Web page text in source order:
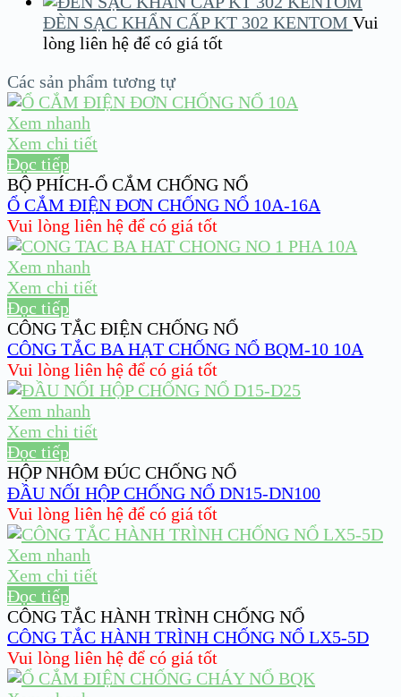
ĐÈN SẠC KHẨN CẤP KT 302 KENTOM Vui
lòng liên hệ để có giá tốt
Các sản phẩm tương tự
Xem nhanh
Xem chi tiết
Đọc tiếp
BỘ PHÍCH-Ổ CẮM CHỐNG NỔ
Ổ CẮM ĐIỆN ĐƠN CHỐNG NỔ 10A-16A
Vui lòng liên hệ để có giá tốt
Xem nhanh
Xem chi tiết
Đọc tiếp
CÔNG TẮC ĐIỆN CHỐNG NỔ
CÔNG TẮC BA HẠT CHỐNG NỔ BQM-10 10A
Vui lòng liên hệ để có giá tốt
Xem nhanh
Xem chi tiết
Đọc tiếp
HỘP NHÔM ĐÚC CHỐNG NỔ
ĐẦU NỐI HỘP CHỐNG NỔ DN15-DN100
Vui lòng liên hệ để có giá tốt
Xem nhanh
Xem chi tiết
Đọc tiếp
CÔNG TẮC HÀNH TRÌNH CHỐNG NỔ
CÔNG TẮC HÀNH TRÌNH CHỐNG NỔ LX5-5D
Vui lòng liên hệ để có giá tốt